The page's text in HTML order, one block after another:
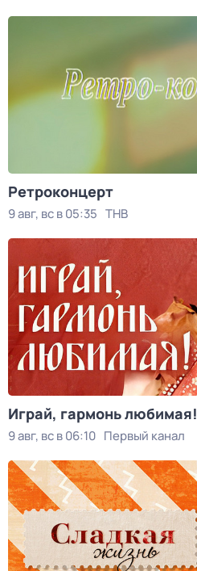
Ретроконцерт
9 авг, вс в 05:35 ТНВ
Играй, гармонь любимая!
9 авг, вс в 06:10 Первый канал